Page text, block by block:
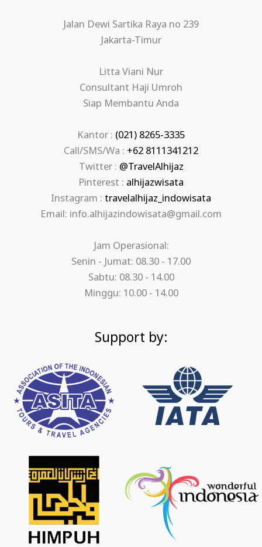
Jalan Dewi Sartika Raya no 239
Jakarta-Timur
Litta Viani Nur
Consultant Haji Umroh
Siap Membantu Anda
Kantor : (021) 8265-3335
Call/SMS/Wa : +62 8111341212
Twitter : @TravelAlhijaz
Pinterest : alhijazwisata
Instagram : travelalhijaz_indowisata
Email: info.alhijazindowisata@gmail.com
Jam Operasional:
Senin - Jumat: 08.30 - 17.00
Sabtu: 08.30 - 14.00
Minggu: 10.00 - 14.00
Support by: